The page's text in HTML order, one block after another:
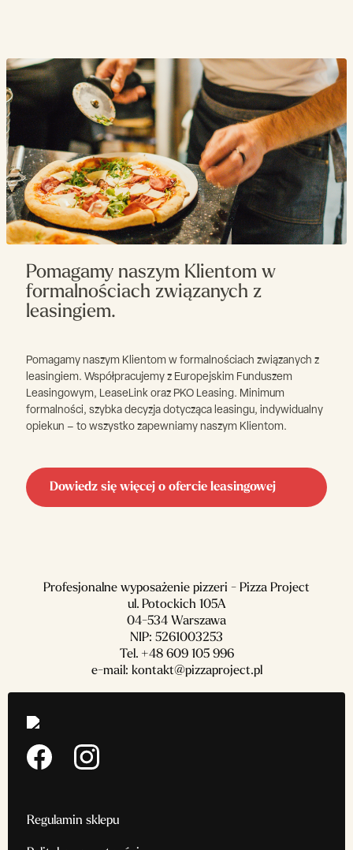
Pomagamy naszym Klientom w
formalnościach związanych z
leasingiem.
Pomagamy naszym Klientom w formalnościach związanych z
leasingiem. Współpracujemy z Europejskim Funduszem
Leasingowym, LeaseLink oraz PKO Leasing. Minimum
formalności, szybka decyzja dotycząca leasingu, indywidualny
opiekun – to wszystko zapewniamy naszym Klientom.
Dowiedz się więcej o ofercie leasingowej
Profesjonalne wyposażenie pizzeri - Pizza Project
ul. Potockich 105A
04-534 Warszawa
NIP: 5261003253
Tel. +48 609 105 996
e-mail: kontakt@pizzaproject.pl
Regulamin sklepu